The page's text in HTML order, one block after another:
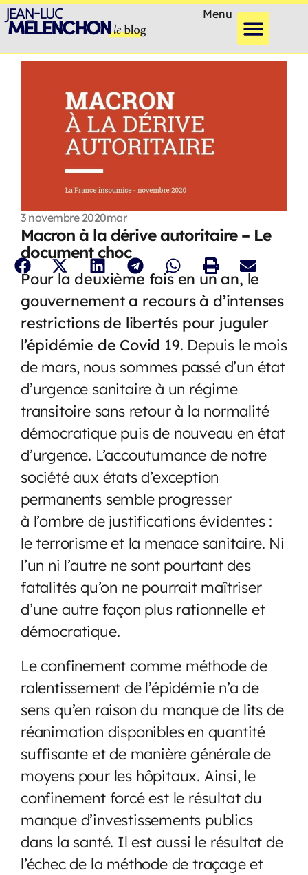
Menu
3 novembre 2020mar
Macron à la dérive autoritaire – Le
document choc
Pour la deuxième fois en un an, le
gouvernement a recours à d’intenses
restrictions de libertés pour juguler
l’épidémie de Covid 19. Depuis le mois
de mars, nous sommes passé d’un état
d’urgence sanitaire à un régime
transitoire sans retour à la normalité
démocratique puis de nouveau en état
d’urgence. L’accoutumance de notre
société aux états d’exception
permanents semble progresser
à l’ombre de justifications évidentes :
le terrorisme et la menace sanitaire. Ni
l’un ni l’autre ne sont pourtant des
fatalités qu’on ne pourrait maîtriser
d’une autre façon plus rationnelle et
démocratique.
Le confinement comme méthode de
ralentissement de l’épidémie n’a de
sens qu’en raison du manque de lits de
réanimation disponibles en quantité
suffisante et de manière générale de
moyens pour les hôpitaux. Ainsi, le
confinement forcé est le résultat du
manque d’investissements publics
dans la santé. Il est aussi le résultat de
l’échec de la méthode de traçage et